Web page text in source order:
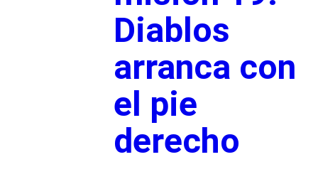
Diablos
arranca con
el pie
derecho